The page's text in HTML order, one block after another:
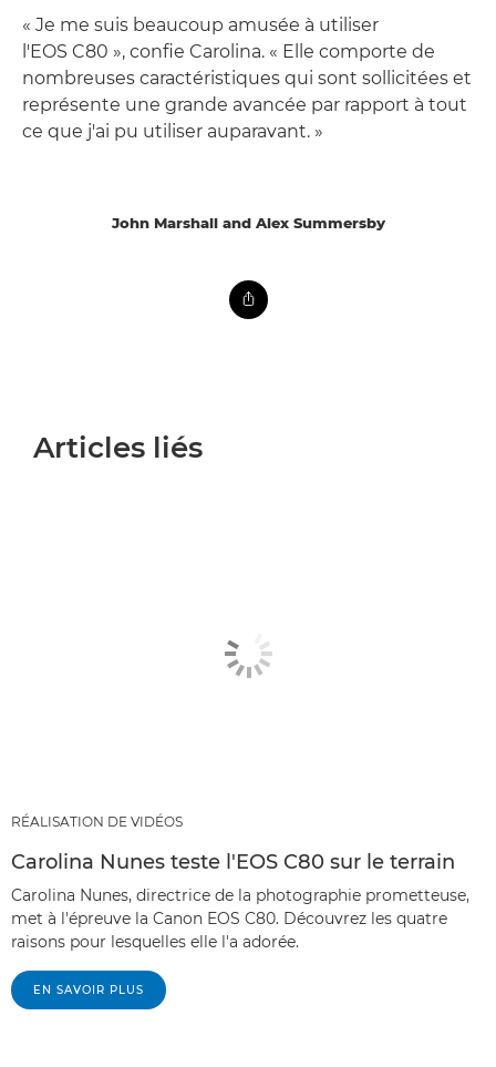
« Je me suis beaucoup amusée à utiliser
l'EOS C80 », confie Carolina. « Elle comporte de
nombreuses caractéristiques qui sont sollicitées et
représente une grande avancée par rapport à tout
ce que j'ai pu utiliser auparavant. »
John Marshall and Alex Summersby
Articles liés
RÉALISATION DE VIDÉOS
Carolina Nunes teste l'EOS C80 sur le terrain
Carolina Nunes, directrice de la photographie prometteuse,
met à l'épreuve la Canon EOS C80. Découvrez les quatre
raisons pour lesquelles elle l'a adorée.
EN SAVOIR PLUS